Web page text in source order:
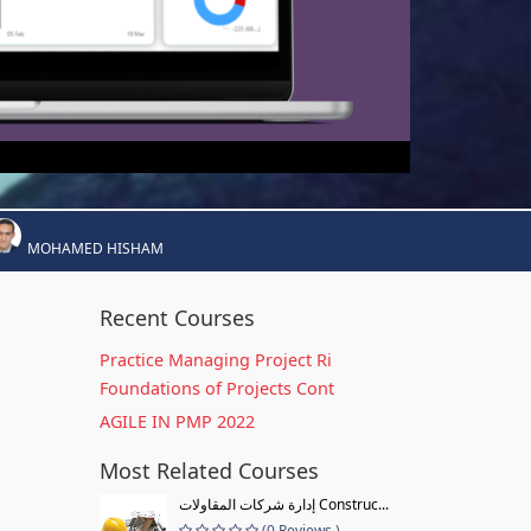
MOHAMED HISHAM
Recent Courses
Practice Managing Project Ri
Foundations of Projects Cont
AGILE IN PMP 2022
Most Related Courses
إدارة شركات المقاولات Construc...